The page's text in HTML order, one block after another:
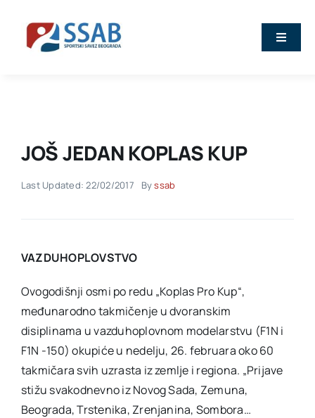
content
Toggle
Članovi
Stručna predavanja
Akti SSAB
Kontakt
JOŠ JEDAN KOPLAS KUP
Last Updated: 22/02/2017 Byssab
VAZDUHOPLOVSTVO
Ovogodišnji osmi po redu „Koplas Pro Kup“,
međunarodno takmičenje u dvoranskim
disiplinama u vazduhoplovnom modelarstvu (F1N i
F1N -150) okupiće u nedelju, 26. februara oko 60
takmičara svih uzrasta iz zemlje i regiona. „Prijave
stižu svakodnevno iz Novog Sada, Zemuna,
Beograda, Trstenika, Zrenjanina, Sombora…